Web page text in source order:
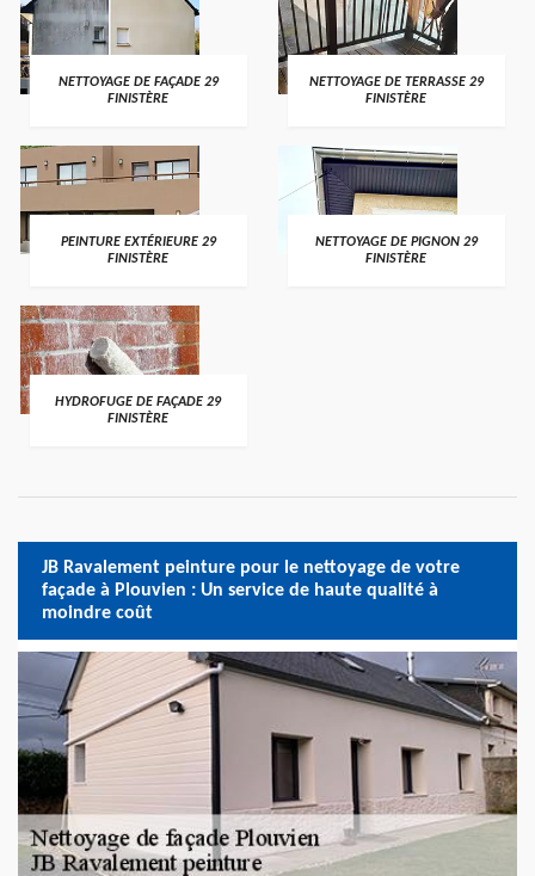
NETTOYAGE DE FAÇADE 29
FINISTÈRE
NETTOYAGE DE TERRASSE 29
FINISTÈRE
PEINTURE EXTÉRIEURE 29
FINISTÈRE
NETTOYAGE DE PIGNON 29
FINISTÈRE
HYDROFUGE DE FAÇADE 29
FINISTÈRE
JB Ravalement peinture pour le nettoyage de votre
façade à Plouvien : Un service de haute qualité à
moindre coût